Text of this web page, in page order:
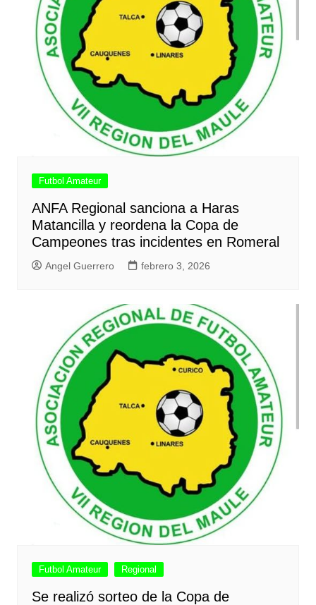
Futbol Amateur
ANFA Regional sanciona a Haras
Matancilla y reordena la Copa de
Campeones tras incidentes en Romeral
Angel Guerrero febrero 3, 2026
Futbol Amateur Regional
Se realizó sorteo de la Copa de